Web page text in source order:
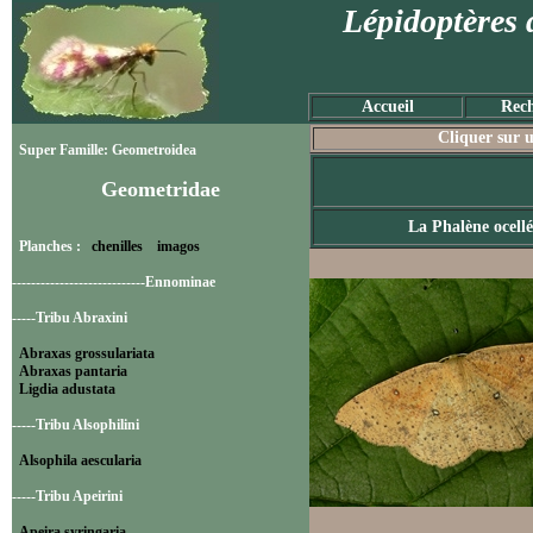
Lépidoptères
Accueil
Super Famille: Geometroidea
Geometridae
Planches : chenilles imagos
----------------------------Ennominae
-----Tribu Abraxini
Abraxas grossulariata
Abraxas pantaria
Ligdia adustata
-----Tribu Alsophilini
Alsophila aescularia
-----Tribu Apeirini
Cliquer sur
La Phalène